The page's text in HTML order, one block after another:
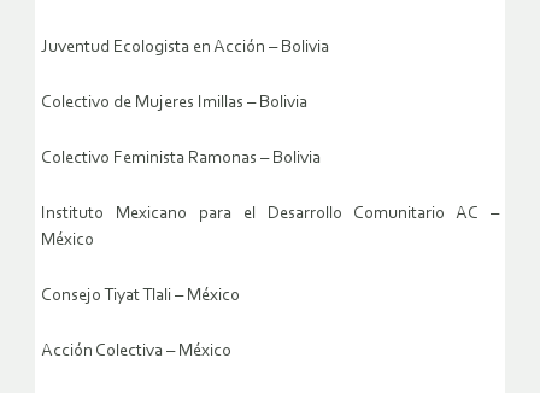
Juventud Ecologista en Acción – Bolivia
Colectivo de Mujeres Imillas – Bolivia
Colectivo Feminista Ramonas – Bolivia
Instituto Mexicano para el Desarrollo Comunitario AC –
México
Consejo Tiyat Tlali – México
Acción Colectiva – México